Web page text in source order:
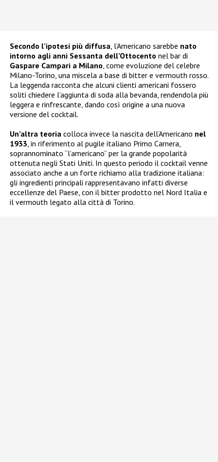
Secondo l’ipotesi più diffusa, l’Americano sarebbe nato
intorno agli anni Sessanta dell’Ottocento nel bar di
Gaspare Campari a Milano, come evoluzione del celebre
Milano-Torino, una miscela a base di bitter e vermouth rosso.
La leggenda racconta che alcuni clienti americani fossero
soliti chiedere l’aggiunta di soda alla bevanda, rendendola più
leggera e rinfrescante, dando così origine a una nuova
versione del cocktail.
Un’altra teoria colloca invece la nascita dell’Americano nel
1933, in riferimento al pugile italiano Primo Carnera,
soprannominato “l’americano” per la grande popolarità
ottenuta negli Stati Uniti. In questo periodo il cocktail venne
associato anche a un forte richiamo alla tradizione italiana:
gli ingredienti principali rappresentavano infatti diverse
eccellenze del Paese, con il bitter prodotto nel Nord Italia e
il vermouth legato alla città di Torino.